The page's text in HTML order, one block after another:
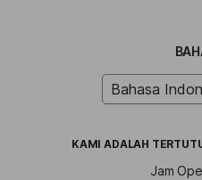
KAMI ADALAH
Jam